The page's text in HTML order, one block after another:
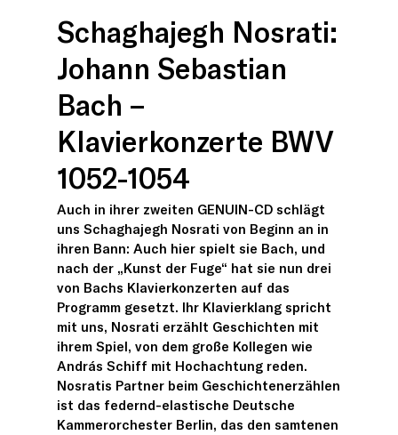
Schaghajegh Nosrati:
Johann Sebastian
Bach –
Klavierkonzerte BWV
1052-1054
Auch in ihrer zweiten GENUIN-CD schlägt
uns Schaghajegh Nosrati von Beginn an in
ihren Bann: Auch hier spielt sie Bach, und
nach der „Kunst der Fuge“ hat sie nun drei
von Bachs Klavierkonzerten auf das
Programm gesetzt. Ihr Klavierklang spricht
mit uns, Nosrati erzählt Geschichten mit
ihrem Spiel, von dem große Kollegen wie
András Schiff mit Hochachtung reden.
Nosratis Partner beim Geschichtenerzählen
ist das federnd-elastische Deutsche
Kammerorchester Berlin, das den samtenen